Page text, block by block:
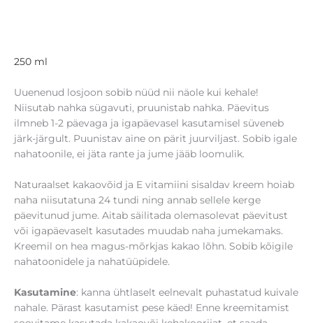
250 ml
Uuenenud losjoon sobib nüüd nii näole kui kehale!
Niisutab nahka sügavuti, pruunistab nahka. Päevitus
ilmneb 1-2 päevaga ja igapäevasel kasutamisel süveneb
järk-järgult. Puunistav aine on pärit juurviljast. Sobib igale
nahatoonile, ei jäta rante ja jume jääb loomulik.
Naturaalset kakaovõid ja E vitamiini sisaldav kreem hoiab
naha niisutatuna 24 tundi ning annab sellele kerge
päevitunud jume. Aitab säilitada olemasolevat päevitust
või igapäevaselt kasutades muudab naha jumekamaks.
Kreemil on hea magus-mõrkjas kakao lõhn. Sobib kõigile
nahatoonidele ja nahatüüpidele.
Kasutamine: kanna ühtlaselt eelnevalt puhastatud kuivale
nahale. Pärast kasutamist pese käed! Enne kreemitamist